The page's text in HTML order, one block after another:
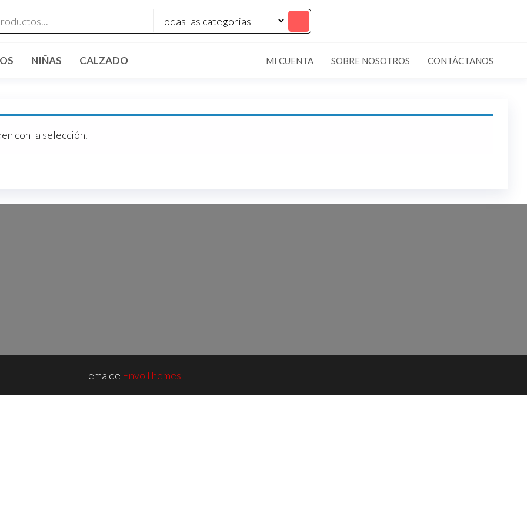
NIÑAS CALZADO MI CUENTA SOBRE NOSOTROS CONTÁCTANOS
con la selección.
Tema de EnvoThemes